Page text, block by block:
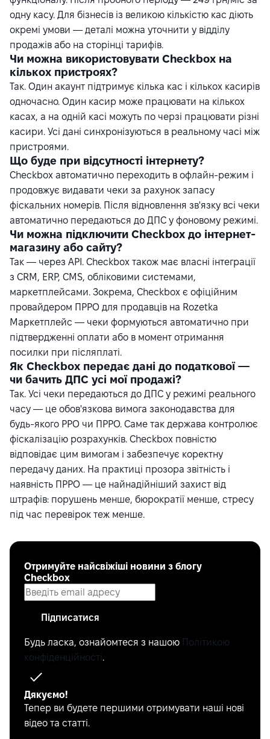
одну касу. Для бізнесів із великою кількістю кас діють
окремі умови — деталі можна уточнити у відділу
продажів або на сторінці тарифів.
Чи можна використовувати Checkbox на
кількох пристроях?
Так. Один акаунт підтримує кілька кас і кількох касирів
одночасно. Один касир може працювати на кількох
касах, а на одній касі можуть по черзі працювати різні
касири. Усі дані синхронізуються в реальному часі між
пристроями.
Що буде при відсутності інтернету?
Checkbox автоматично переходить в офлайн-режим і
продовжує видавати чеки за рахунок запасу
фіскальних номерів. Після відновлення зв'язку всі чеки
автоматично передаються до ДПС у фоновому режимі.
Чи можна підключити Checkbox до інтернет-
магазину або сайту?
Так — через API . Checkbox також має власні інтеграції
з CRM, ERP, CMS, обліковими системами,
маркетплейсами. Зокрема, Checkbox є офіційним
провайдером ПРРО для продавців на Rozetka
Маркетплейс — чеки формуються автоматично при
підтвердженні оплати або в момент отримання
посилки при післяплаті.
Як Checkbox передає дані до податкової —
чи бачить ДПС усі мої продажі?
Так. Усі чеки передаються до ДПС у режимі реального
часу — це обов'язкова вимога законодавства для
будь-якого РРО чи ПРРО. Саме так держава контролює
фіскалізацію розрахунків. Checkbox повністю
відповідає цим вимогам і забезпечує коректну
передачу даних. На практиці прозора звітність і
наявність ПРРО — це найнадійніший захист від
штрафів: порушень менше, бюрократії менше, стресу
під час перевірок теж менше.
Отримуйте найсвіжіші новини з блогу
Checkbox
Підписатися
Будь ласка, ознайомтеся з нашою Політикою
конфіденційності.
Дякуємо!
Тепер ви будете першими отримувати наші нові
відео та статті.